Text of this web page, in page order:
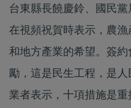
台東縣長饒慶鈴、國民
在視頻祝賀時表示，農
和地方產業的希望。簽
勵，這是民生工程，是
業者表示，十項措施是